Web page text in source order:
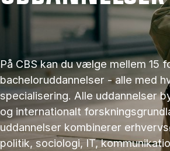
På CBS kan du vælge mellem 15
bacheloruddannelser - alle med
specialisering. Alle uddannelser
og internationalt
uddannelser kombinerer
politik, sociologi, IT,